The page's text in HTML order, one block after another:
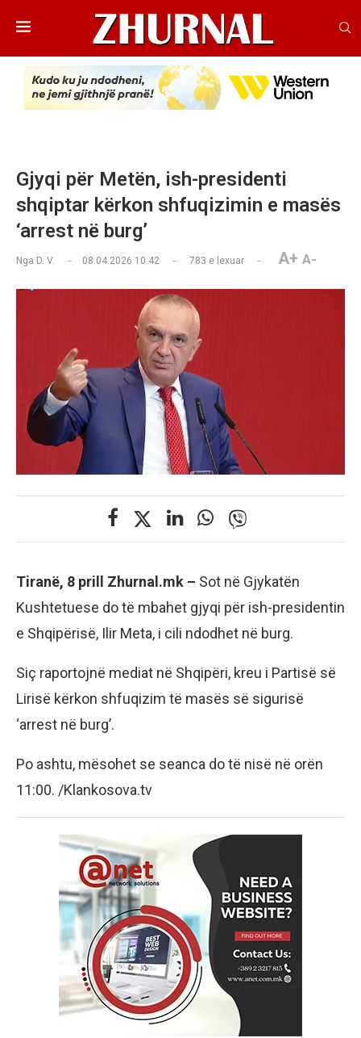
Gjyqi për Metën, ish-presidenti
shqiptar kërkon shfuqizimin e masës
‘arrest në burg’
Nga D. V. 08.04.2026 10:42 783 e lexuar A+ A-
Tiranë, 8 prill Zhurnal.mk – Sot në Gjykatën
Kushtetuese do të mbahet gjyqi për ish-presidentin
e Shqipërisë, Ilir Meta, i cili ndodhet në burg.
Siç raportojnë mediat në Shqipëri, kreu i Partisë së
Lirisë kërkon shfuqizim të masës së sigurisë
‘arrest në burg’.
Po ashtu, mësohet se seanca do të nisë në orën
11:00. /Klankosova.tv